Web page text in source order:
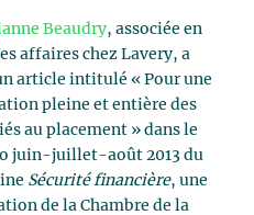
Beaudry, associée en
affaires chez Lavery, a
article intitulé « Pour une
pleine et entière des
au placement » dans le
juin-juillet-août 2013 du
Sécurité financière, une
de la Chambre de la